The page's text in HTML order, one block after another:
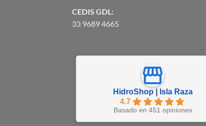
CEDIS GDL:
33 9689 4665
HidroShop | Isla Raza
4.7
Basado en 451 opiniones